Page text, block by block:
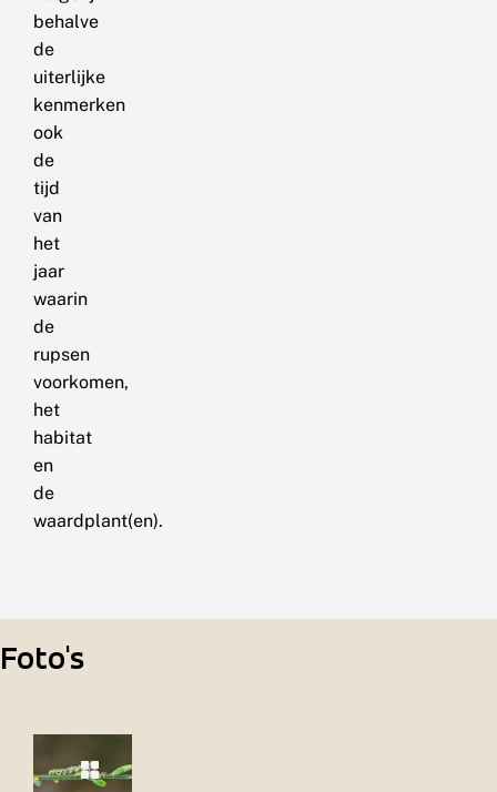
behalve
de
uiterlijke
kenmerken
ook
de
tijd
van
het
jaar
waarin
de
rupsen
voorkomen,
het
habitat
en
de
waardplant(en).
Foto's